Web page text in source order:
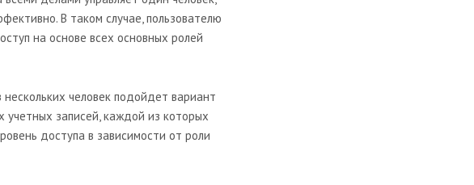
В таком случае, пользователю
на основе всех основных ролей
человек подойдет вариант
учетных записей, каждой из которых
доступа в зависимости от роли